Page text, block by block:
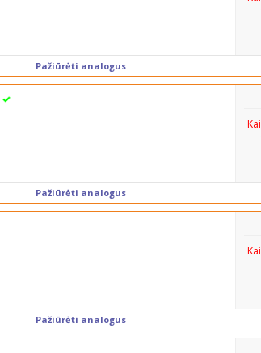
Pažiūrėti analogus
Pažiūrėti analogus
Pažiūrėti analogus